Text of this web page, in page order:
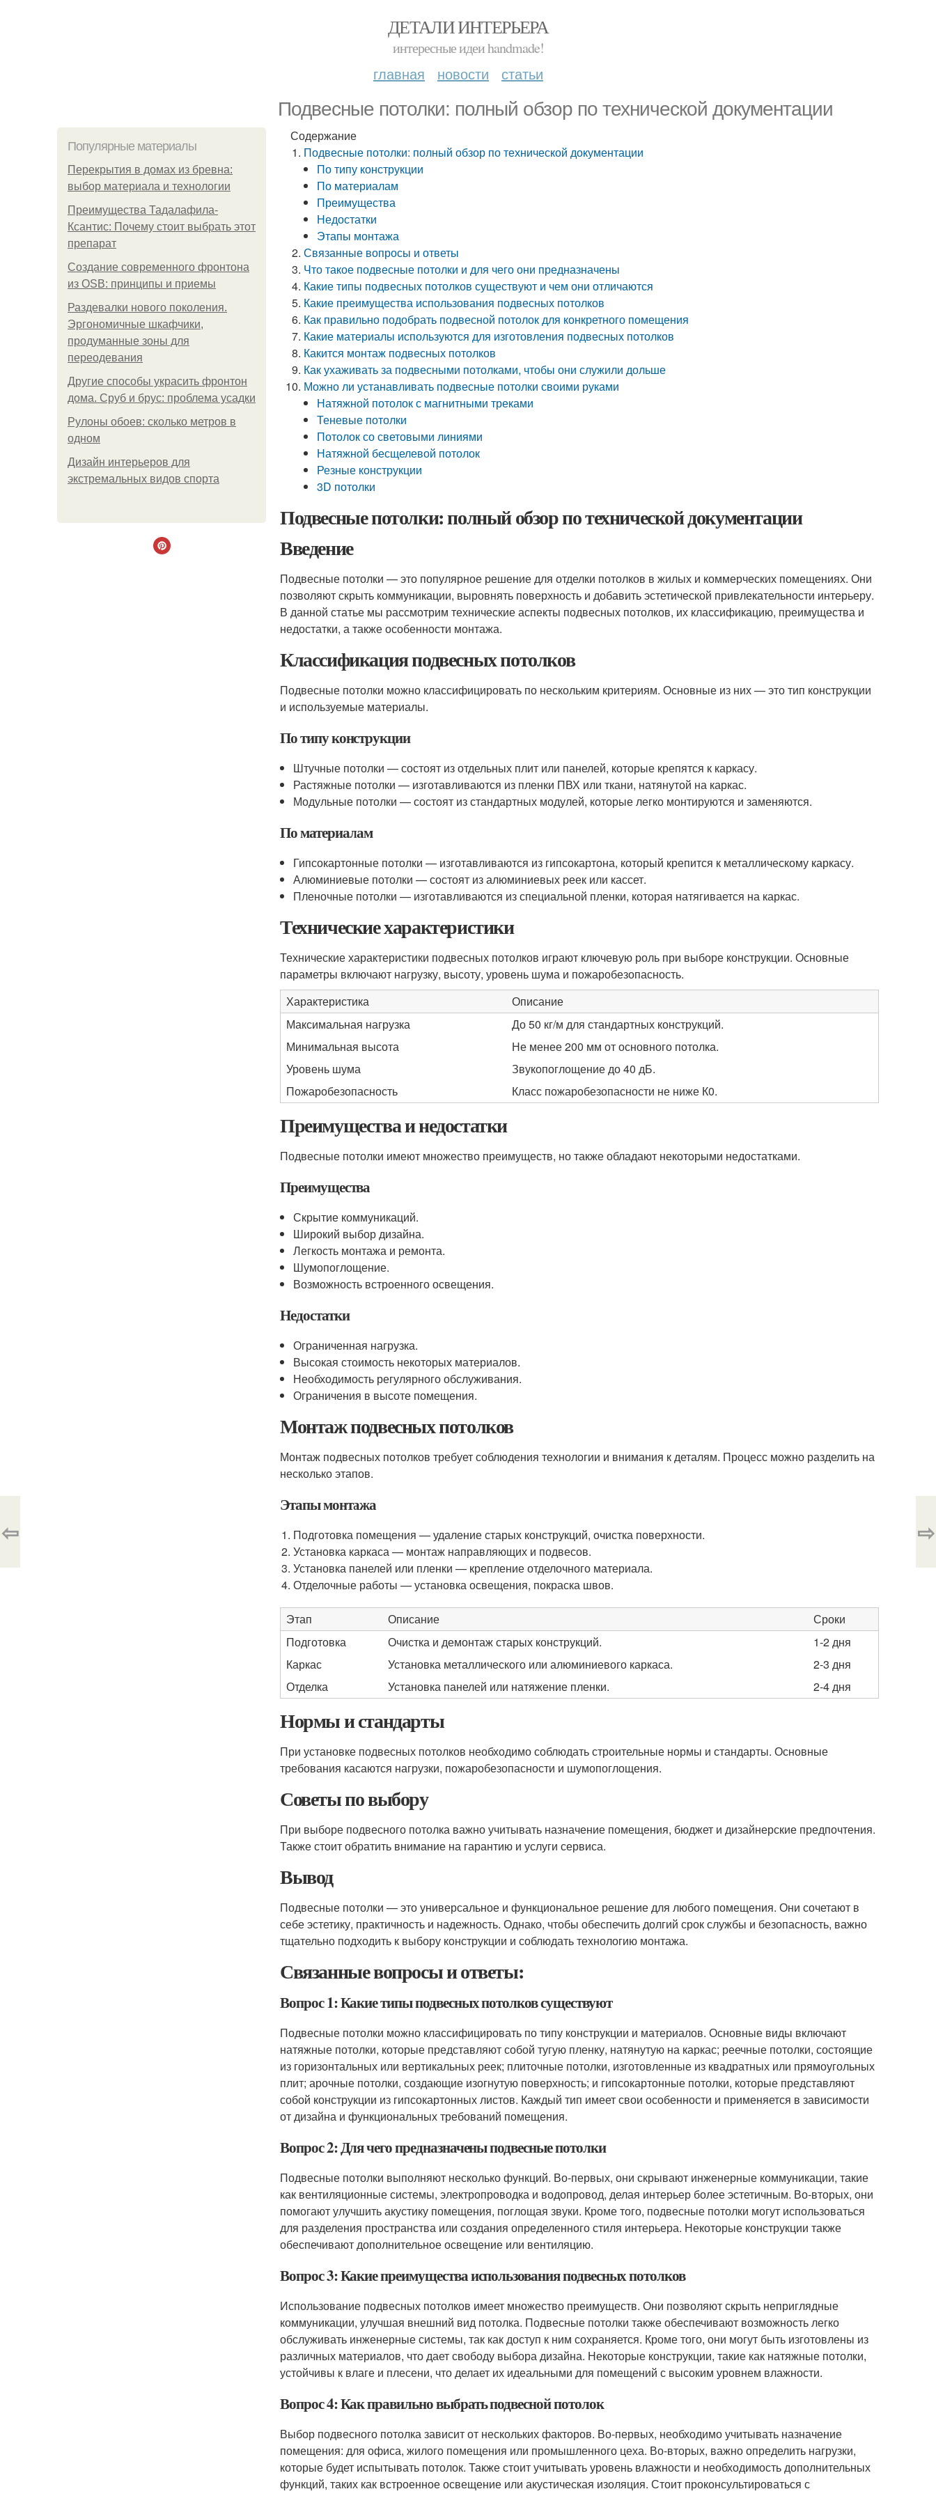
ДЕТАЛИ ИНТЕРЬЕРА
интересные идеи handmade!
главная новости статьи
Подвесные потолки: полный обзор по технической документации
Популярные материалы
Перекрытия в домах из бревна:
выбор материала и технологии
Преимущества Тадалафила-
Ксантис: Почему стоит выбрать этот
препарат
Создание современного фронтона
из OSB: принципы и приемы
Раздевалки нового поколения.
Эргономичные шкафчики,
продуманные зоны для
переодевания
Другие способы украсить фронтон
дома. Сруб и брус: проблема усадки
Рулоны обоев: сколько метров в
одном
Дизайн интерьеров для
экстремальных видов спорта
Содержание
Подвесные потолки: полный обзор по технической документации
По типу конструкции
По материалам
Преимущества
Недостатки
Этапы монтажа
Связанные вопросы и ответы
Что такое подвесные потолки и для чего они предназначены
Какие типы подвесных потолков существуют и чем они отличаются
Какие преимущества использования подвесных потолков
Как правильно подобрать подвесной потолок для конкретного помещения
Какие материалы используются для изготовления подвесных потолков
Какится монтаж подвесных потолков
Как ухаживать за подвесными потолками, чтобы они служили дольше
Можно ли устанавливать подвесные потолки своими руками
Натяжной потолок с магнитными треками
Теневые потолки
Потолок со световыми линиями
Натяжной бесщелевой потолок
Резные конструкции
3D потолки
Подвесные потолки: полный обзор по технической документации
Введение
Подвесные потолки — это популярное решение для отделки потолков в жилых и коммерческих помещениях. Они
позволяют скрыть коммуникации, выровнять поверхность и добавить эстетической привлекательности интерьеру.
В данной статье мы рассмотрим технические аспекты подвесных потолков, их классификацию, преимущества и
недостатки, а также особенности монтажа.
Классификация подвесных потолков
Подвесные потолки можно классифицировать по нескольким критериям. Основные из них — это тип конструкции
и используемые материалы.
По типу конструкции
Штучные потолки — состоят из отдельных плит или панелей, которые крепятся к каркасу.
Растяжные потолки — изготавливаются из пленки ПВХ или ткани, натянутой на каркас.
Модульные потолки — состоят из стандартных модулей, которые легко монтируются и заменяются.
По материалам
Гипсокартонные потолки — изготавливаются из гипсокартона, который крепится к металлическому каркасу.
Алюминиевые потолки — состоят из алюминиевых реек или кассет.
Пленочные потолки — изготавливаются из специальной пленки, которая натягивается на каркас.
Технические характеристики
Технические характеристики подвесных потолков играют ключевую роль при выборе конструкции. Основные
параметры включают нагрузку, высоту, уровень шума и пожаробезопасность.
Характеристика
Описание
Максимальная нагрузка
До 50 кг/м для стандартных конструкций.
Минимальная высота
Не менее 200 мм от основного потолка.
Уровень шума
Звукопоглощение до 40 дБ.
Пожаробезопасность
Класс пожаробезопасности не ниже К0.
Преимущества и недостатки
Подвесные потолки имеют множество преимуществ, но также обладают некоторыми недостатками.
Преимущества
Скрытие коммуникаций.
Широкий выбор дизайна.
Легкость монтажа и ремонта.
Шумопоглощение.
Возможность встроенного освещения.
Недостатки
Ограниченная нагрузка.
Высокая стоимость некоторых материалов.
Необходимость регулярного обслуживания.
Ограничения в высоте помещения.
Монтаж подвесных потолков
Монтаж подвесных потолков требует соблюдения технологии и внимания к деталям. Процесс можно разделить на
несколько этапов.
Этапы монтажа
Подготовка помещения — удаление старых конструкций, очистка поверхности.
Установка каркаса — монтаж направляющих и подвесов.
Установка панелей или пленки — крепление отделочного материала.
Отделочные работы — установка освещения, покраска швов.
Этап Описание
Сроки
Подготовка
Очистка и демонтаж старых конструкций.
1-2 дня
Каркас
Установка металлического или алюминиевого каркаса.
2-3 дня
Отделка
Установка панелей или натяжение пленки. 2-4 дня
Нормы и стандарты
При установке подвесных потолков необходимо соблюдать строительные нормы и стандарты. Основные
требования касаются нагрузки, пожаробезопасности и шумопоглощения.
Советы по выбору
При выборе подвесного потолка важно учитывать назначение помещения, бюджет и дизайнерские предпочтения.
Также стоит обратить внимание на гарантию и услуги сервиса.
Вывод
Подвесные потолки — это универсальное и функциональное решение для любого помещения. Они сочетают в
себе эстетику, практичность и надежность. Однако, чтобы обеспечить долгий срок службы и безопасность, важно
тщательно подходить к выбору конструкции и соблюдать технологию монтажа.
Связанные вопросы и ответы:
Вопрос 1: Какие типы подвесных потолков существуют
Подвесные потолки можно классифицировать по типу конструкции и материалов. Основные виды включают
натяжные потолки, которые представляют собой тугую пленку, натянутую на каркас; реечные потолки, состоящие
из горизонтальных или вертикальных реек; плиточные потолки, изготовленные из квадратных или прямоугольных
плит; арочные потолки, создающие изогнутую поверхность; и гипсокартонные потолки, которые представляют
собой конструкции из гипсокартонных листов. Каждый тип имеет свои особенности и применяется в зависимости
от дизайна и функциональных требований помещения.
Вопрос 2: Для чего предназначены подвесные потолки
Подвесные потолки выполняют несколько функций. Во-первых, они скрывают инженерные коммуникации, такие
как вентиляционные системы, электропроводка и водопровод, делая интерьер более эстетичным. Во-вторых, они
помогают улучшить акустику помещения, поглощая звуки. Кроме того, подвесные потолки могут использоваться
для разделения пространства или создания определенного стиля интерьера. Некоторые конструкции также
обеспечивают дополнительное освещение или вентиляцию.
Вопрос 3: Какие преимущества использования подвесных потолков
Использование подвесных потолков имеет множество преимуществ. Они позволяют скрыть неприглядные
коммуникации, улучшая внешний вид потолка. Подвесные потолки также обеспечивают возможность легко
обслуживать инженерные системы, так как доступ к ним сохраняется. Кроме того, они могут быть изготовлены из
различных материалов, что дает свободу выбора дизайна. Некоторые конструкции, такие как натяжные потолки,
устойчивы к влаге и плесени, что делает их идеальными для помещений с высоким уровнем влажности.
Вопрос 4: Как правильно выбрать подвесной потолок
Выбор подвесного потолка зависит от нескольких факторов. Во-первых, необходимо учитывать назначение
помещения: для офиса, жилого помещения или промышленного цеха. Во-вторых, важно определить нагрузки,
которые будет испытывать потолок. Также стоит учитывать уровень влажности и необходимость дополнительных
функций, таких как встроенное освещение или акустическая изоляция. Стоит проконсультироваться с
⇦ ⇨